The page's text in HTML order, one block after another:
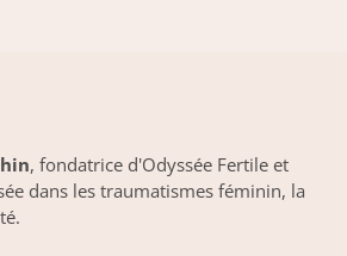
, fondatrice d'Odyssée Fertile et
dans les traumatismes féminin, la